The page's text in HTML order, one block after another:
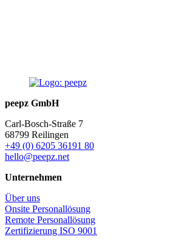
peepz GmbH
Carl-Bosch-Straße 7
68799 Reilingen
+49 (0) 6205 36191 80
hello@peepz.net
Unternehmen
Über uns
Onsite Personallösung
Remote Personallösung
Zertifizierung ISO 9001